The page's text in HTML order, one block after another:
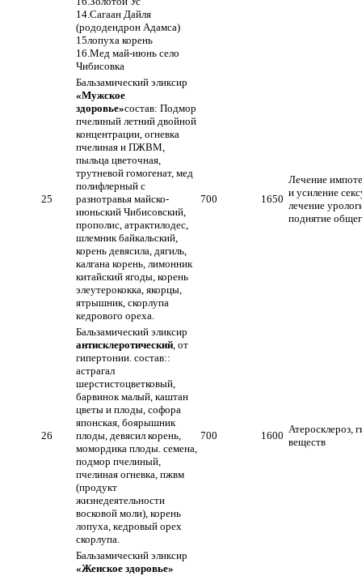
14.Сагаан Дайля
(рододендрон Адамса)
15лопуха корень
16.Мед май-июнь село
Чибисовка
25
Бальзамический эликсир
«Мужское
здоровье»состав: Подмор
пчелиный летний двойной
концентрации, огневка
пчелиная и ПЖВМ,
пыльца цветочная,
трутневой гомогенат, мед
полифлерный с
разнотравья майско-
июньский Чибисовский,
прополис, атрактилодес,
шлемник байкальский,
корень девясила, дягиль,
калгана корень, лимонник
китайский ягоды, корень
элеутерококка, якорцы,
ятрышник, скорлупа
кедрового ореха.
700 1650
Лечение
и усиление
лечение
поднятие
26
Бальзамический эликсир
антисклеротический, от
гипертонии. состав::
астрагал
шерстистоцветковый,
барвинок малый, каштан
цветы и плоды, софора
японская, боярышник
плоды, девясил корень,
момордика плоды. семена,
подмор пчелиный,
пчелиная огневка, пжвм
(продукт
жизнедеятельности
восковой моли), корень
лопуха, кедровый орех
скорлупа.
700 1600
Атеросклероз,
веществ
Бальзамический эликсир
«Женское здоровье»